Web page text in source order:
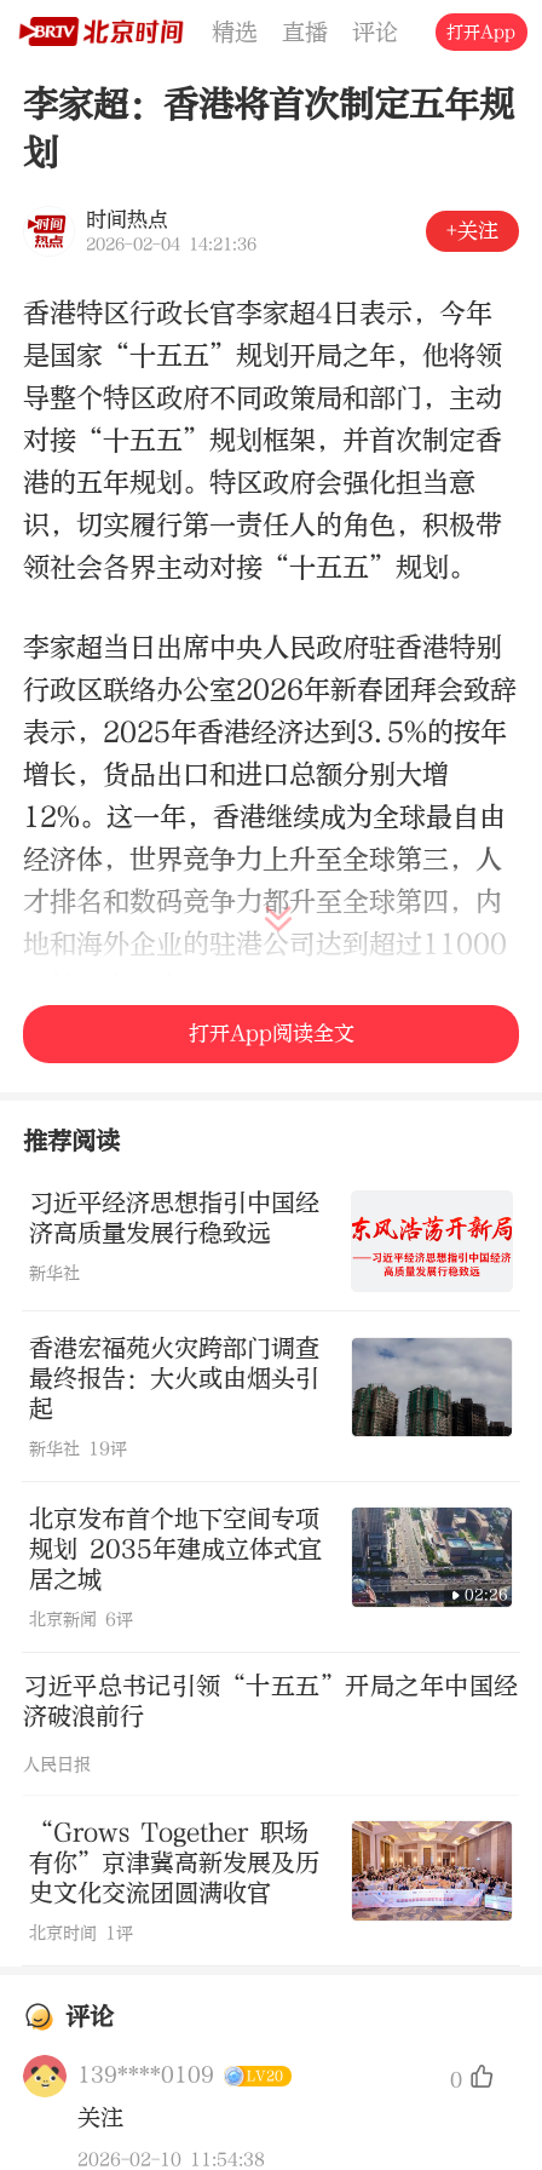
精选 直播 评论 交通 文旅
打开App
李家超：香港将首次制定五年规
划
时间热点
2026-02-04 14:21:36
+关注
香港特区行政长官李家超4日表示，今年
是国家“十五五”规划开局之年，他将领
导整个特区政府不同政策局和部门，主动
对接“十五五”规划框架，并首次制定香
港的五年规划。特区政府会强化担当意
识，切实履行第一责任人的角色，积极带
领社会各界主动对接“十五五”规划。
李家超当日出席中央人民政府驻香港特别
行政区联络办公室2026年新春团拜会致辞
表示，2025年香港经济达到3.5%的按年
增长，货品出口和进口总额分别大增
12%。这一年，香港继续成为全球最自由
经济体，世界竞争力上升至全球第三，人
才排名和数码竞争力都升至全球第四，内
地和海外企业的驻港公司达到超过11000
李家超表示，这些成就，都来自国家坚实
奋斗，彰显香港在“一国两制”下内联外
通的优势。新的一年，特区政府将与社会
各界一道，主动对接国家发展战略，深化
国际交往合作，奋力谱写“一国两制”行
来源：新重庆
打开App阅读全文
推荐阅读
习近平经济思想指引中国经
济高质量发展行稳致远
新华社
香港宏福苑火灾跨部门调查
最终报告：大火或由烟头引
起
新华社 19评
北京发布首个地下空间专项
规划 2035年建成立体式宜
居之城
北京新闻 6评
02:26
习近平总书记引领“十五五”开局之年中国经
济破浪前行
人民日报
“Grows Together 职场
有你”京津冀高新发展及历
史文化交流团圆满收官
北京时间 1评
评论
139****0109 LV20 0
关注
2026-02-10 11:54:38